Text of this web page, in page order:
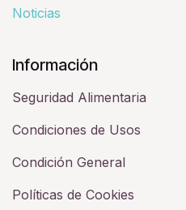
Noticias
Información
Seguridad Alimentaria
Condiciones de Usos
Condición General
Políticas de Cookies